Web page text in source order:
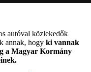
autóval közlekedők
annak, hogy ki vannak
a Magyar Kormány